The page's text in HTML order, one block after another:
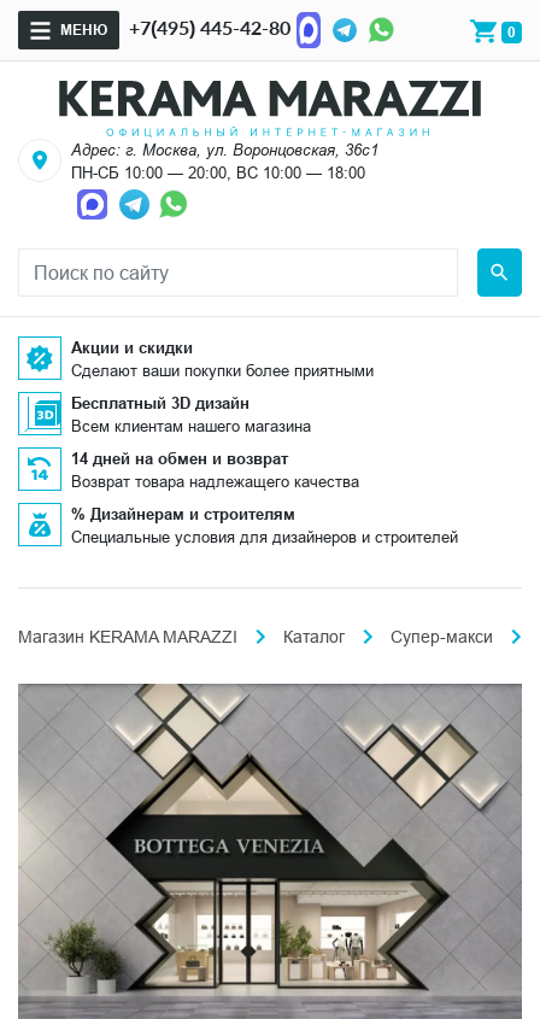
МЕНЮ +7(495) 445-42-80 0
Адрес: г. Москва, ул. Воронцовская, 36с1
ПН-СБ 10:00 — 20:00, ВС 10:00 — 18:00
Акции и скидки
Сделают ваши покупки более приятными
Бесплатный 3D дизайн
Всем клиентам нашего магазина
14 дней на обмен и возврат
Возврат товара надлежащего качества
% Дизайнерам и строителям
Специальные условия для дизайнеров и строителей
Магазин KERAMA MARAZZI Каталог Супер-макси